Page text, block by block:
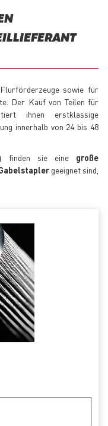
sowie für
Der Kauf von Teilen für
ihnen erstklassige
innerhalb von 24 bis 48
finden sie eine große
geeignet sind,